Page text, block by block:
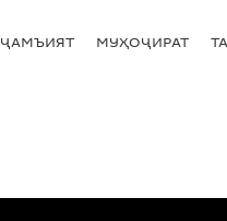
ҶАМЪИЯТ МУҲОҶИРАТ